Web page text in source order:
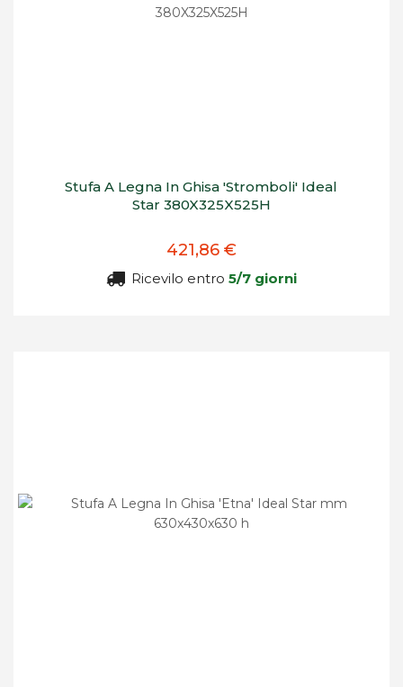
Stufa A Legna In Ghisa 'Stromboli' Ideal
Star 380X325X525H
421,86 €
Ricevilo entro 5/7 giorni